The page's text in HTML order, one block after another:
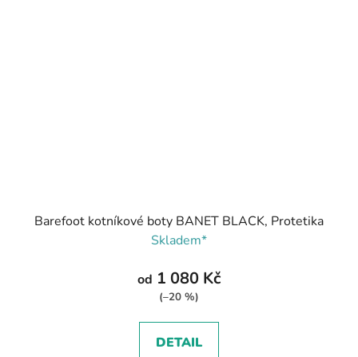
Barefoot kotníkové boty BANET BLACK, Protetika
Skladem*
od 1 080 Kč
(–20 %)
DETAIL